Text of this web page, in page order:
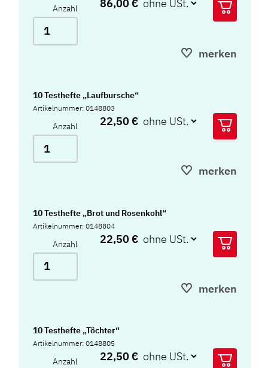
Anzahl 86,00 €
merken
10 Testhefte „Laufbursche“
Artikelnummer: 0148803
Anzahl 22,50 €
merken
10 Testhefte „Brot und Rosenkohl“
Artikelnummer: 0148804
Anzahl 22,50 €
merken
10 Testhefte „Töchter“
Artikelnummer: 0148805
Anzahl 22,50 €